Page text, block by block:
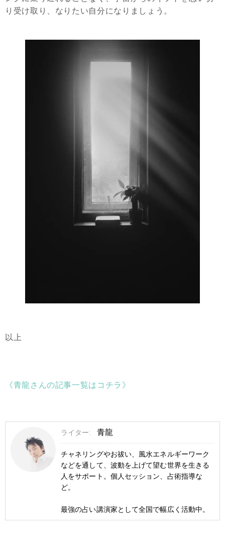
り受け取り、なりたい自分になりましょう。
以上
《青龍さんの記事一覧はコチラ》
ライター: 青龍
チャネリングやお祓い、風水エネルギーワーク
などを通して、波動を上げて望む世界を生きる
人をサポート。個人セッション、占術指導な
ど。
最強の占い講演家として全国で幅広く活動中。